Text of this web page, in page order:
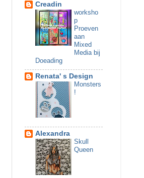
Creadin
worksho
p
Proeven
aan
Mixed
Media bij
Doeading
Renata' s Design
Monsters
!
Alexandra
Skull
Queen